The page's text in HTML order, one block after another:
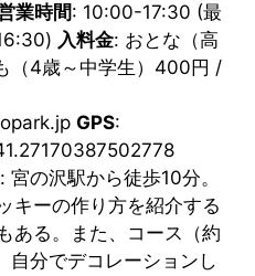
業時間: 10:00-17:30 (最
入料金: おとな（高
（4歳～中学生）400円 /
GPS:
: 宮の沢駅から徒歩10分。
キーの作り方を紹介する
ある。また、コース（約
自分でデコレーションし